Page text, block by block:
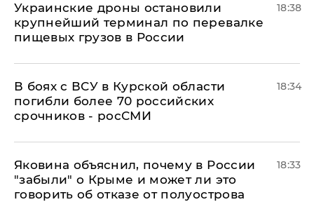
Украинские дроны остановили
крупнейший терминал по перевалке
пищевых грузов в России
18:38
В боях с ВСУ в Курской области
погибли более 70 российских
срочников - росСМИ
18:34
Яковина объяснил, почему в России
"забыли" о Крыме и может ли это
говорить об отказе от полуострова
18:33